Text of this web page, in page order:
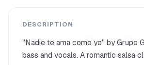
DESCRIPTION
"Nadie te ama como yo" by Grupo
bass and vocals. A romantic salsa